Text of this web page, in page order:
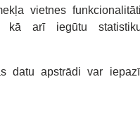
vietnes
kā arī iegūtu
datu apstrādi var